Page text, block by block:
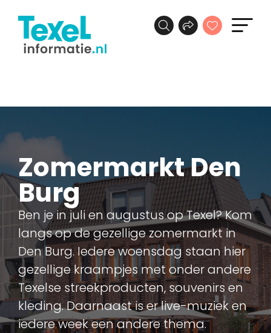
Zomermarkt Den
Burg
Ben je in juli en augustus op Texel? Kom
langs op de gezellige zomermarkt in
Den Burg. Iedere woensdag staan hier
gezellige kraampjes met onder andere
Texelse streekproducten, souvenirs en
kleding. Daarnaast is er live-muziek en
iedere week een andere thema.